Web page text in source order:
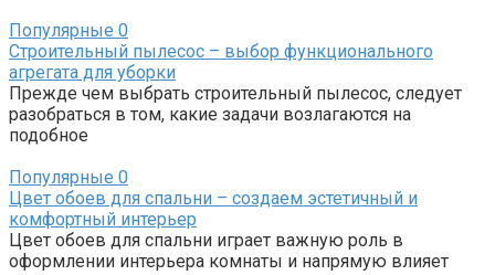
Популярные 0
Строительный пылесос – выбор функционального
агрегата для уборки
Прежде чем выбрать строительный пылесос, следует
разобраться в том, какие задачи возлагаются на
подобное
Популярные 0
Цвет обоев для спальни – создаем эстетичный и
комфортный интерьер
Цвет обоев для спальни играет важную роль в
оформлении интерьера комнаты и напрямую влияет